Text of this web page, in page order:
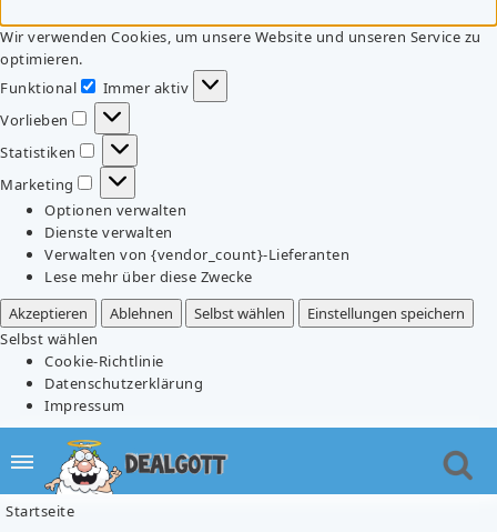
Wir verwenden Cookies, um unsere Website und unseren Service zu
optimieren.
Funktional
Funktional
Immer aktiv
Vorlieben
Vorlieben
Statistiken
Statistiken
Marketing
Marketing
Optionen verwalten
Dienste verwalten
Verwalten von {vendor_count}-Lieferanten
Lese mehr über diese Zwecke
Akzeptieren
Ablehnen Selbst wählen
Einstellungen speichern
Selbst wählen
Cookie-Richtlinie
Datenschutzerklärung
Impressum
Startseite